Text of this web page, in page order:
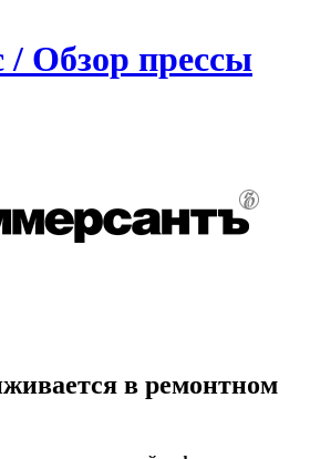
/ Обзор прессы
в ремонтном